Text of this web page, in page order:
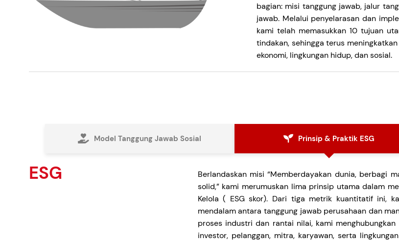
bagian: misi tanggung jawab, jalur
jawab. Melalui penyelarasan dan
kami telah memasukkan 10 tujuan
tindakan, sehingga terus
ekonomi, lingkungan hidup, dan sosial.
Model Tanggung Jawab Sosial Prinsip & Praktik ESG
ESG
Berlandaskan misi “Memberdayakan dunia, berbagi
solid,” kami merumuskan lima prinsip utama dalam
Kelola ( ESG skor). Dari tiga metrik kuantitatif ini,
mendalam antara tanggung jawab perusahaan dan
proses industri dan rantai nilai, kami
investor, pelanggan, mitra, karyawan, serta